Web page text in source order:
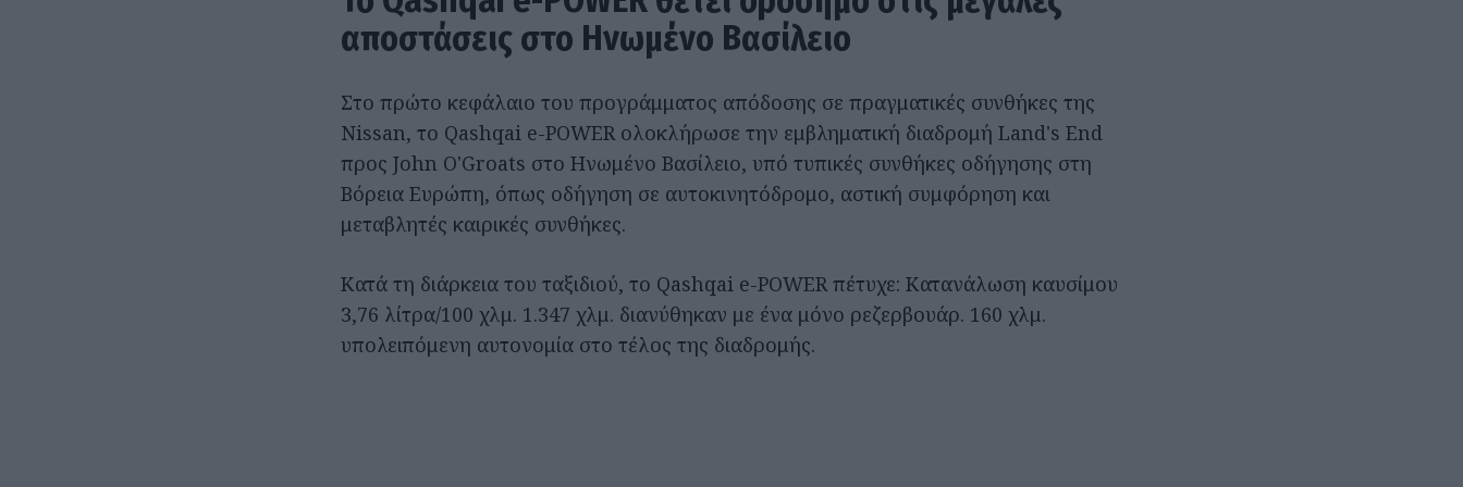
αποστάσεις στο Ηνωμένο Βασίλειο
Στο πρώτο κεφάλαιο του προγράμματος απόδοσης σε πραγματικές συνθήκες της
Nissan, το Qashqai e-POWER ολοκλήρωσε την εμβληματική διαδρομή Land's End
προς John O'Groats στο Ηνωμένο Βασίλειο, υπό τυπικές συνθήκες οδήγησης στη
Βόρεια Ευρώπη, όπως οδήγηση σε αυτοκινητόδρομο, αστική συμφόρηση και
μεταβλητές καιρικές συνθήκες.
Κατά τη διάρκεια του ταξιδιού, το Qashqai e-POWER πέτυχε: Κατανάλωση καυσίμου
3,76 λίτρα/100 χλμ. 1.347 χλμ. διανύθηκαν με ένα μόνο ρεζερβουάρ. 160 χλμ.
υπολειπόμενη αυτονομία στο τέλος της διαδρομής.